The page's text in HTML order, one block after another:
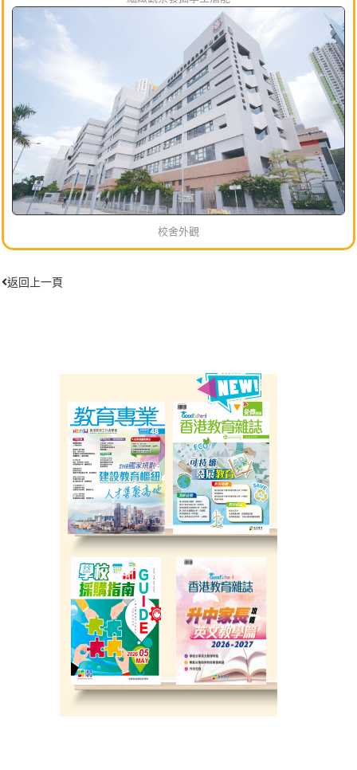
校舍外觀
返回上一頁